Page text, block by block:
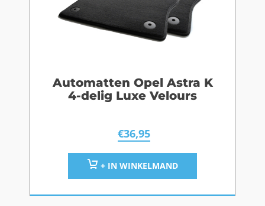
Automatten Opel Astra K
4-delig Luxe Velours
€36,95
+ IN WINKELMAND